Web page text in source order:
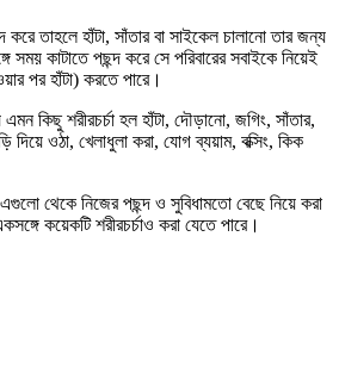
তাহলে হাঁটা, সাঁতার বা সাইকেল চালানো তার জন্য
সময় কাটাতে পছন্দ করে সে পরিবারের সবাইকে নিয়েই
পর হাঁটা) করতে পারে।
কিছু শরীরচর্চা হল হাঁটা, দৌড়ানো, জগিং, সাঁতার,
দিয়ে ওঠা, খেলাধুলা করা, যোগ ব্যয়াম, বক্সিং, কিক
থেকে নিজের পছন্দ ও সুবিধামতো বেছে নিয়ে করা
কয়েকটি শরীরচর্চাও করা যেতে পারে।